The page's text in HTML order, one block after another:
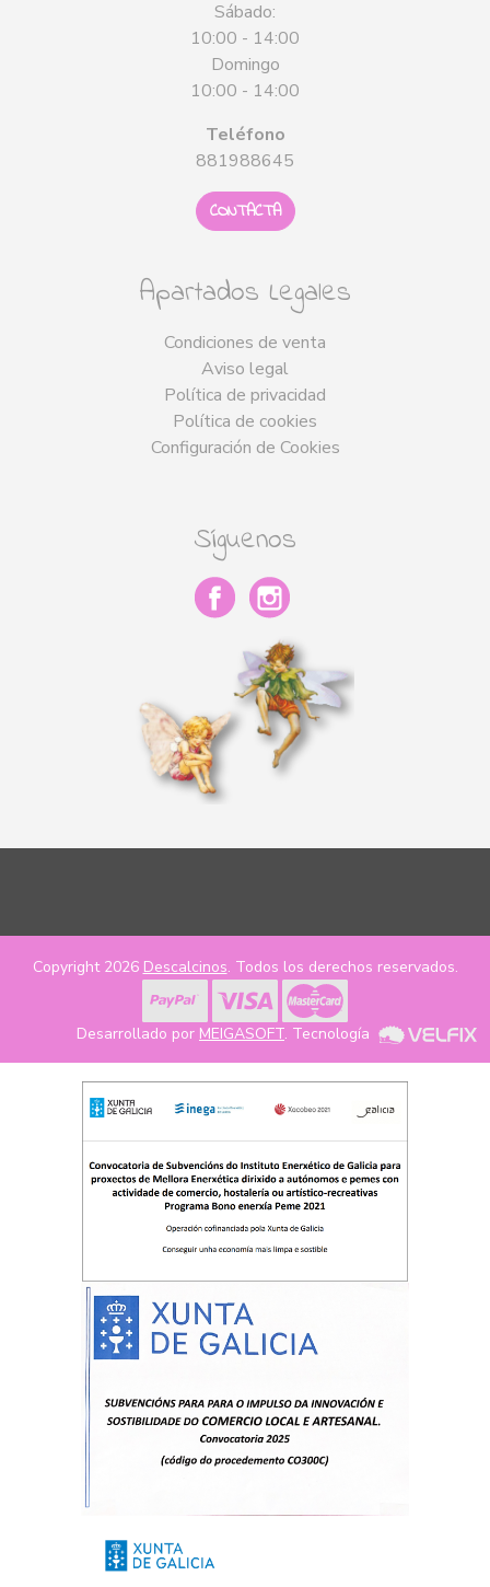
Sábado:
10:00 - 14:00
Domingo
10:00 - 14:00
Teléfono
881988645
CONTACTA
Apartados Legales
Condiciones de venta
Aviso legal
Política de privacidad
Política de cookies
Configuración de Cookies
Síguenos
Copyright 2026 Descalcinos. Todos los derechos reservados.
Desarrollado por MEIGASOFT. Tecnología